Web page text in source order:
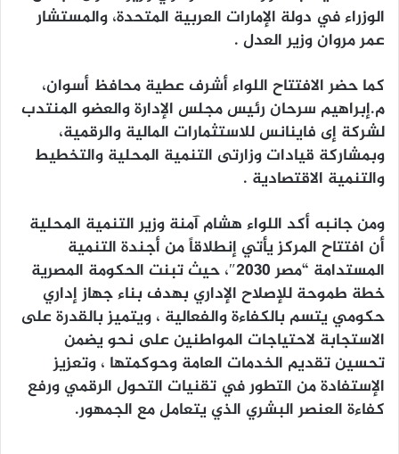
الوزراء في دولة الإمارات العربية المتحدة، والمستشار
عمر مروان وزير العدل .
كما حضر الافتتاح اللواء أشرف عطية محافظ أسوان،
م.إبراهيم سرحان رئيس مجلس الإدارة والعضو المنتدب
لشركة إى فاينانس للاستثمارات المالية والرقمية،
وبمشاركة قيادات وزارتى التنمية المحلية والتخطيط
والتنمية الاقتصادية .
ومن جانبه أكد اللواء هشام آمنة وزير التنمية المحلية
أن افتتاح المركز يأتي إنطلاقاً من أجندة التنمية
المستدامة “مصر 2030″، حيث تبنت الحكومة المصرية
خطة طموحة للإصلاح الإداري بهدف بناء جهاز إداري
حكومي يتسم بالكفاءة والفعالية ، ويتميز بالقدرة على
الاستجابة لاحتياجات المواطنين على نحو يضمن
تحسين تقديم الخدمات العامة وحوكمتها ، وتعزيز
الإستفادة من التطور في تقنيات التحول الرقمي ورفع
كفاءة العنصر البشري الذي يتعامل مع الجمهور.